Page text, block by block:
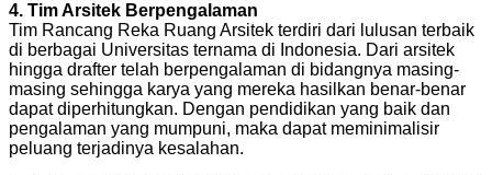
4. Tim Arsitek Berpengalaman
Tim Rancang Reka Ruang Arsitek terdiri dari lulusan terbaik
di berbagai Universitas ternama di Indonesia. Dari arsitek
hingga drafter telah berpengalaman di bidangnya masing-
masing sehingga karya yang mereka hasilkan benar-benar
dapat diperhitungkan. Dengan pendidikan yang baik dan
pengalaman yang mumpuni, maka dapat meminimalisir
peluang terjadinya kesalahan.